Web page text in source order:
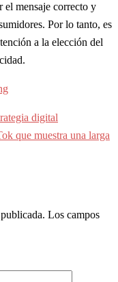
el mensaje correcto y
Por lo tanto, es
a la elección del
digital
que muestra una larga
Los campos